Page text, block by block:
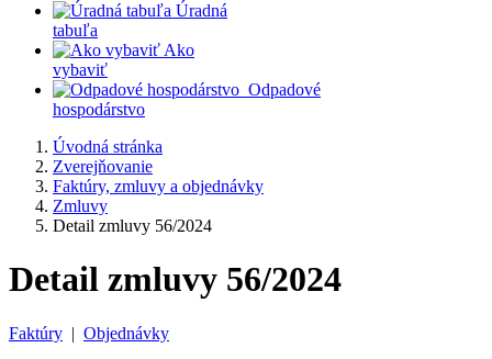
Úradná
tabuľa
Ako
vybaviť
Odpadové
hospodárstvo
Úvodná stránka
Zverejňovanie
Faktúry, zmluvy a objednávky
Zmluvy
Detail zmluvy 56/2024
Detail zmluvy 56/2024
Faktúry | Objednávky